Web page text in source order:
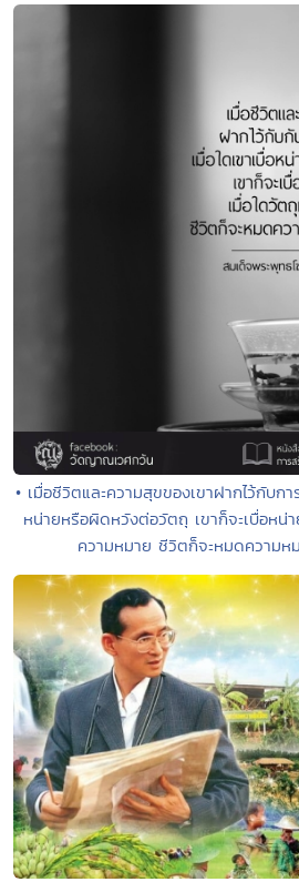
• เมื่อชีวิตและความสุขของเขาฝากไว้กับก
หน่ายหรือผิดหวังต่อวัตถุ เขาก็จะเบื่อหน่
ความหมาย ชีวิตก็จะหมดความห